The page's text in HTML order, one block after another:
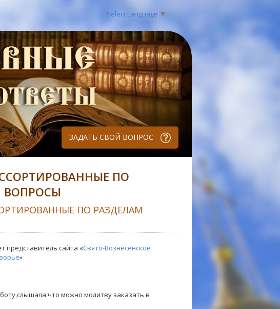
Select Language ▼
ЗАДАТЬ СВОЙ ВОПРОС
ПО
ВОПРОСЫ
ПО РАЗДЕЛАМ
представитель сайта «Свято-Вознесенское
»
что можно молитву заказать в